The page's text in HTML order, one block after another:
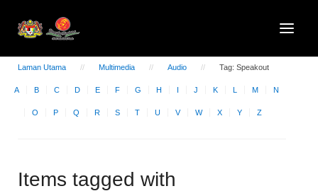
Laman Utama Multimedia Audio Tag: Speakout
A B C D E F G H I J K L M N
O P Q R S T U V W X Y Z
Items tagged with